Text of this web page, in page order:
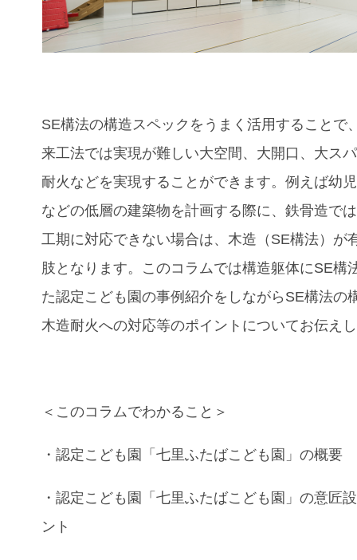
SE構法の構造スペックをうまく活用することで
来工法では実現が難しい大空間、大開口、大ス
耐火などを実現することができます。例えば幼
などの低層の建築物を計画する際に、鉄骨造で
工期に対応できない場合は、木造（SE構法）が
肢となります。このコラムでは構造躯体にSE構
た認定こども園の事例紹介をしながらSE構法の
木造耐火への対応等のポイントについてお伝え
＜このコラムでわかること＞
・認定こども園 「七里ふたばこども園」の概要
・認定こども園 「七里ふたばこども園」の意匠
ント